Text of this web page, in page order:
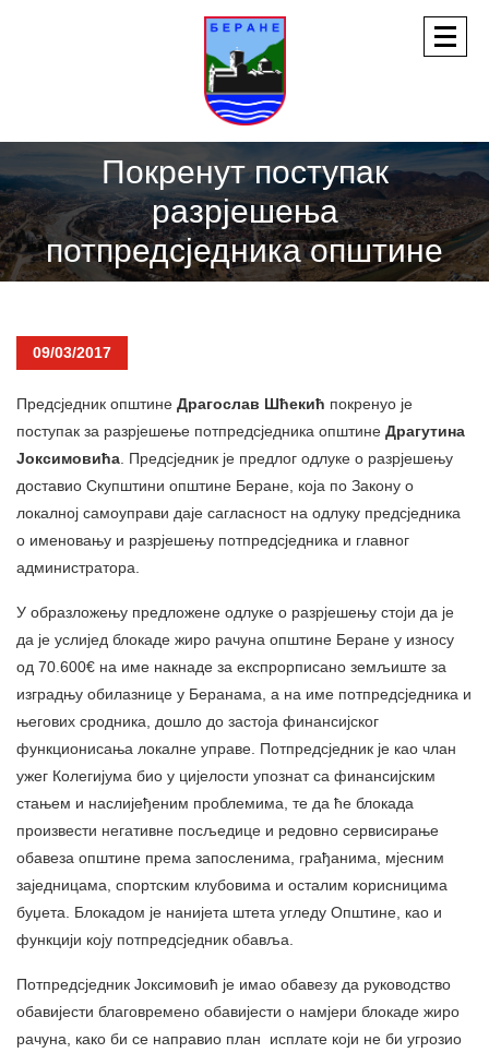
Покренут поступак
разрјешења
потпредсједника општине
09/03/2017
Предсједник општине Драгослав Шћекић покренуо је
поступак за разрјешење потпредсједника општине Драгутина
Јоксимовића. Предсједник је предлог одлуке о разрјешењу
доставио Скупштини општине Беране, која по Закону о
локалној самоуправи даје сагласност на одлуку предсједника
о именовању и разрјешењу потпредсједника и главног
администратора.
У образложењу предложене одлуке о разрјешењу стоји да је
да је услијед блокаде жиро рачуна општине Беране у износу
од 70.600€ на име накнаде за експрорписано земљиште за
изградњу обилазнице у Беранама, а на име потпредсједника и
његових сродника, дошло до застоја финансијског
функционисања локалне управе. Потпредсједник је као члан
ужег Колегијума био у цијелости упознат са финансијским
стањем и наслијеђеним проблемима, те да ће блокада
произвести негативне посљедице и редовно сервисирање
обавеза општине према запосленима, грађанима, мјесним
заједницама, спортским клубовима и осталим корисницима
буџета. Блокадом је нанијета штета угледу Општине, као и
функцији коју потпредсједник обавља.
Потпредсједник Јоксимовић је имао обавезу да руководство
обавијести благовремено обавијести о намјери блокаде жиро
рачуна, како би се направио план исплате који не би угрозио